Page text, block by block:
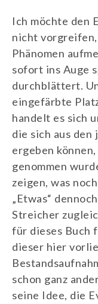
Ich möchte den
nicht
Phänomen
sofort ins Auge
durchblättert.
eingefärbte
handelt es sich
die sich aus
ergeben
genommen
zeigen, was
„Etwas“
Streicher
für dieses Buch
dieser hier
schon ganz
seine Idee, die